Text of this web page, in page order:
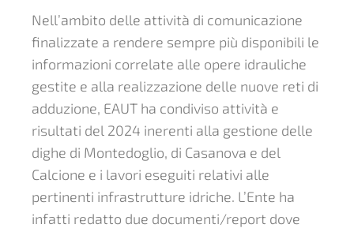
Nell’ambito delle attività di comunicazione
finalizzate a rendere sempre più disponibili le
informazioni correlate alle opere idrauliche
gestite e alla realizzazione delle nuove reti di
adduzione, EAUT ha condiviso attività e
risultati del 2024 inerenti alla gestione delle
dighe di Montedoglio, di Casanova e del
Calcione e i lavori eseguiti relativi alle
pertinenti infrastrutture idriche. L’Ente ha
infatti redatto due documenti/report dove